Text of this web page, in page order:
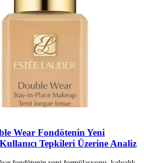
Wear Fondötenin Yeni
Tepkileri Üzerine Analiz